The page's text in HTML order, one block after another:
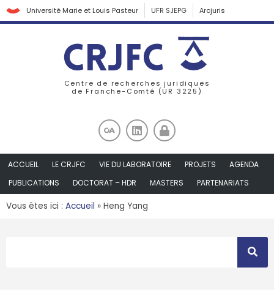
Université Marie et Louis Pasteur UFR SJEPG Arcjuris
Centre de recherches juridiques
de Franche-Comté (UR 3225)
ACCUEIL LE CRJFC VIE DU LABORATOIRE PROJETS
AGENDA
PUBLICATIONS
DOCTORAT – HDR MASTERS PARTENARIATS
Vous êtes ici : Accueil » Heng Yang